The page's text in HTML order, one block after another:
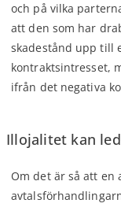
och på vilka
att den som har
skadestånd upp till
kontraktsintresset,
ifrån det negativa
Illojalitet kan
Om det är så att